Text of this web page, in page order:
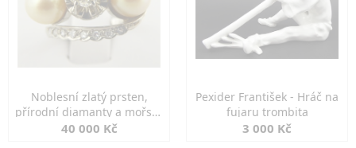
Noblesní zlatý prsten,
přírodní diamanty a mořské
perly
40 000 Kč
Pexider František - Hráč na
fujaru trombita
3 000 Kč